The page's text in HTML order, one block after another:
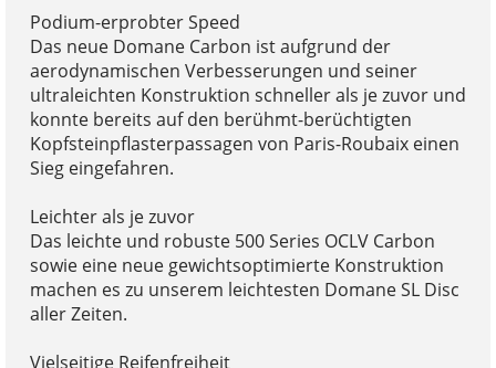
Podium-erprobter Speed
Das neue Domane Carbon ist aufgrund der
aerodynamischen Verbesserungen und seiner
ultraleichten Konstruktion schneller als je zuvor und
konnte bereits auf den berühmt-berüchtigten
Kopfsteinpflasterpassagen von Paris-Roubaix einen
Sieg eingefahren.
Leichter als je zuvor
Das leichte und robuste 500 Series OCLV Carbon
sowie eine neue gewichtsoptimierte Konstruktion
machen es zu unserem leichtesten Domane SL Disc
aller Zeiten.
Vielseitige Reifenfreiheit